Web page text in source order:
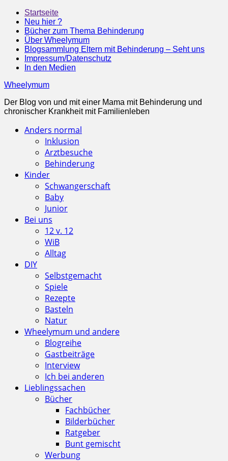
Startseite
Neu hier ?
Bücher zum Thema Behinderung
Über Wheelymum
Blogsammlung Eltern mit Behinderung – Seht uns
Impressum/Datenschutz
In den Medien
Wheelymum
Der Blog von und mit einer Mama mit Behinderung und
chronischer Krankheit mit Familienleben
Anders normal
Inklusion
Arztbesuche
Behinderung
Kinder
Schwangerschaft
Baby
Junior
Bei uns
12 v. 12
WiB
Alltag
DIY
Selbstgemacht
Spiele
Rezepte
Basteln
Natur
Wheelymum und andere
Blogreihe
Gastbeiträge
Interview
Ich bei anderen
Lieblingssachen
Bücher
Fachbücher
Bilderbücher
Ratgeber
Bunt gemischt
Werbung